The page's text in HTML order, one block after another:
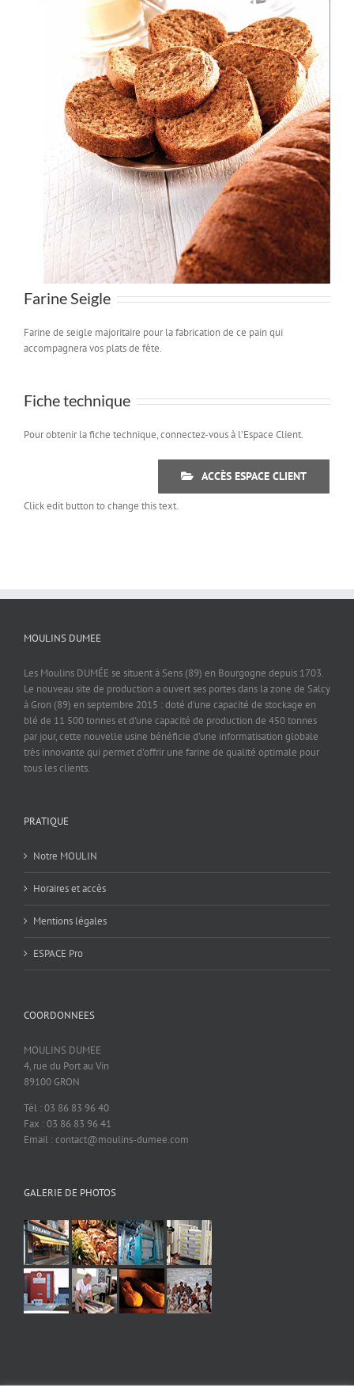
Farine Seigle
Farine de seigle majoritaire pour la fabrication de ce pain qui
accompagnera vos plats de fête.
Fiche technique
Pour obtenir la fiche technique, connectez-vous à l’Espace Client.
ACCÈS ESPACE CLIENT
Click edit button to change this text.
MOULINS DUMEE
Les Moulins DUMÉE se situent à Sens (89) en Bourgogne depuis 1703.
Le nouveau site de production a ouvert ses portes dans la zone de Salcy
à Gron (89) en septembre 2015 : doté d'une capacité de stockage en
blé de 11 500 tonnes et d'une capacité de production de 450 tonnes
par jour, cette nouvelle usine bénéficie d'une informatisation globale
très innovante qui permet d'offrir une farine de qualité optimale pour
tous les clients.
PRATIQUE
Notre MOULIN
Horaires et accès
Mentions légales
ESPACE Pro
COORDONNEES
MOULINS DUMEE
4, rue du Port au Vin
89100 GRON
Tél : 03 86 83 96 40
Fax : 03 86 83 96 41
Email : contact@moulins-dumee.com
GALERIE DE PHOTOS